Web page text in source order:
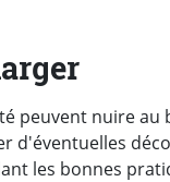
peuvent nuire
d'éventuelles
les bonnes